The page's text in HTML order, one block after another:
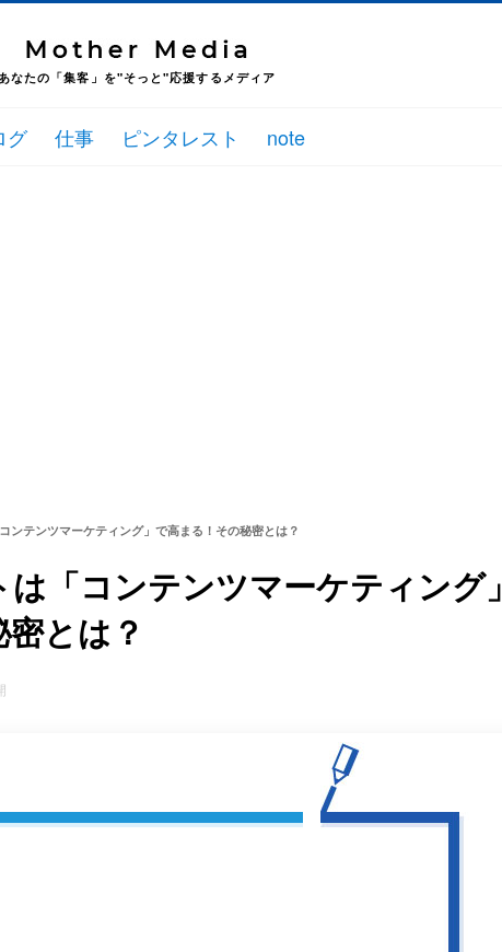
なたの「集客」を"そっと"応援するメディア
グ 仕事 ピンタレスト note
ンテンツマーケティング」で高まる！その秘密とは？
「コンテンツマーケティング」
とは？